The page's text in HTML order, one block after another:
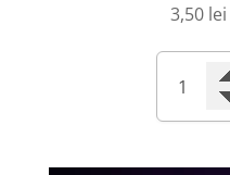
3,50 lei
Fini
Jeleuri
Capsuni